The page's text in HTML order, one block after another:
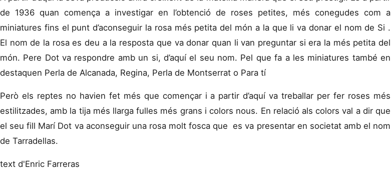
de 1936 quan comença a investigar en l’obtenció de roses petites, més conegudes com a
miniatures fins el punt d’aconseguir la rosa més petita del món a la que li va donar el nom de Si .
El nom de la rosa es deu a la resposta que va donar quan li van preguntar si era la més petita del
món. Pere Dot va respondre amb un si, d’aquí el seu nom. Pel que fa a les miniatures també en
destaquen Perla de Alcanada, Regina, Perla de Montserrat o Para tí
Però els reptes no havien fet més que començar i a partir d’aquí va treballar per fer roses més
estilitzades, amb la tija més llarga fulles més grans i colors nous. En relació als colors val a dir que
el seu fill Marí Dot va aconseguir una rosa molt fosca que es va presentar en societat amb el nom
de Tarradellas.
text d'Enric Farreras